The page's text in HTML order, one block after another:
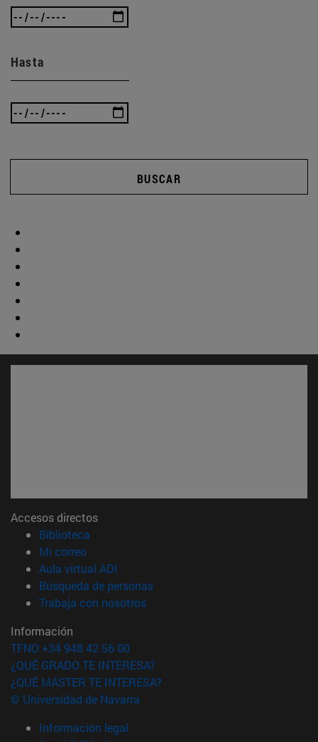
Hasta
BUSCAR
Accesos directos
Biblioteca
Mi correo(abre en nueva ventana)
Aula virtual ADI
Búsqueda de personas(abre en nueva ventana)
Trabaja con nosotros(abre en nueva ventana)
Información
TFNO +34 948 42 56 00
¿QUÉ GRADO TE INTERESA?
¿QUÉ MÁSTER TE INTERESA?
© Universidad de Navarra
Información legal